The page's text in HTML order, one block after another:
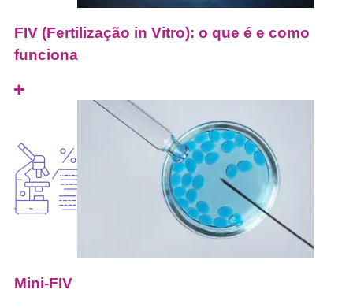
FIV (Fertilização in Vitro): o que é e como
funciona
Mini-FIV